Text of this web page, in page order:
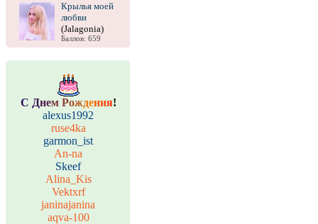
Крылья моей
любви
(Jalagonia)
Баллов: 659
С Днем Рождения!
alexus1992
ruse4ka
garmon_ist
An-na
Skeef
Alina_Kis
Vektxrf
janinajanina
aqva-100